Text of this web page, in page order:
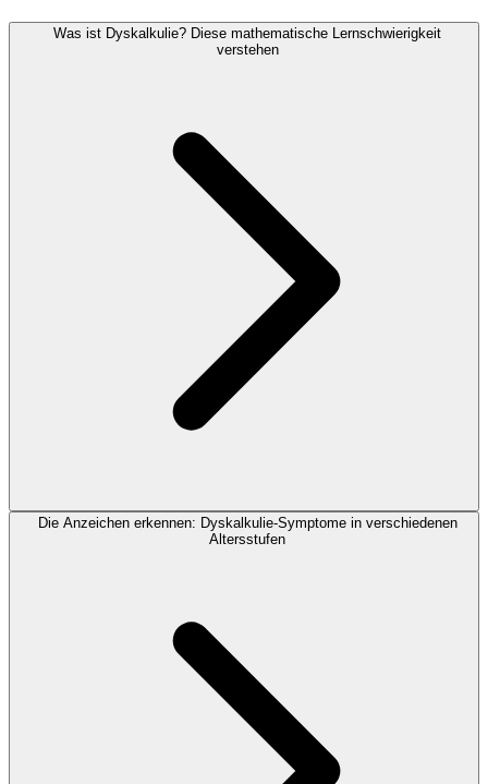
Was ist Dyskalkulie? Diese mathematische Lernschwierigkeit
verstehen
Die Anzeichen erkennen: Dyskalkulie-Symptome in verschiedenen
Altersstufen